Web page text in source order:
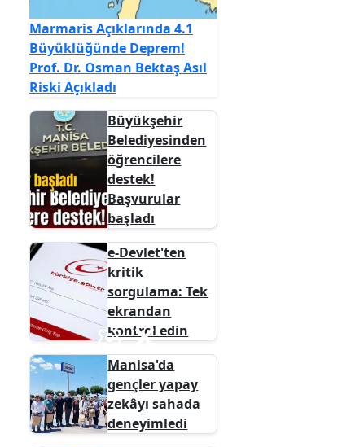
Marmaris Açıklarında 4.1
Büyüklüğünde Deprem!
Prof. Dr. Osman Bektaş Asıl
Riski Açıkladı
Büyükşehir
Belediyesinden
öğrencilere
destek!
Başvurular
başladı
e-Devlet'ten
kritik
sorgulama: Tek
ekrandan
kontrol edin
Manisa'da
gençler yapay
zekâyı sahada
deneyimledi